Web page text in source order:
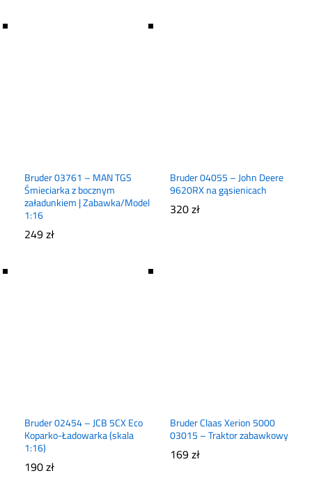
Bruder 03761 – MAN TGS
Śmieciarka z bocznym
załadunkiem | Zabawka/Model
1:16
249zł
Bruder 04055 – John Deere
9620RX na gąsienicach
320zł
Bruder 02454 – JCB 5CX Eco
Koparko-Ładowarka (skala
1:16)
190zł
Bruder Claas Xerion 5000
03015 – Traktor zabawkowy
169zł